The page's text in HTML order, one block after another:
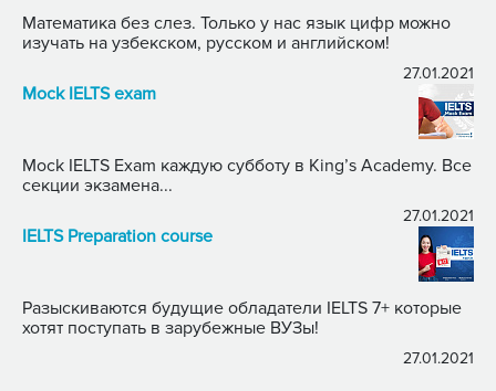
Математика без слез. Только у нас язык цифр можно
изучать на узбекском, русском и английском!
27.01.2021
Mock IELTS exam
Mock IELTS Exam каждую субботу в King’s Academy. Все
секции экзамена...
27.01.2021
IELTS Preparation course
Разыскиваются будущие обладатели IELTS 7+ которые
хотят поступать в зарубежные ВУЗы!
27.01.2021